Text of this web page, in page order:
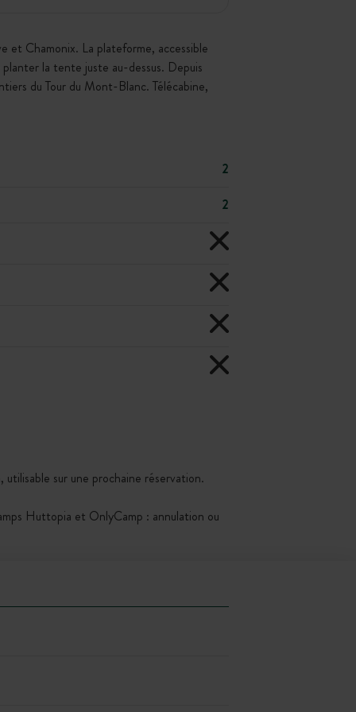
et Chamonix. La plateforme, accessible
la tente juste au-dessus. Depuis
du Tour du Mont-Blanc. Télécabine,
2
2
sur une prochaine réservation.
Huttopia et OnlyCamp : annulation ou